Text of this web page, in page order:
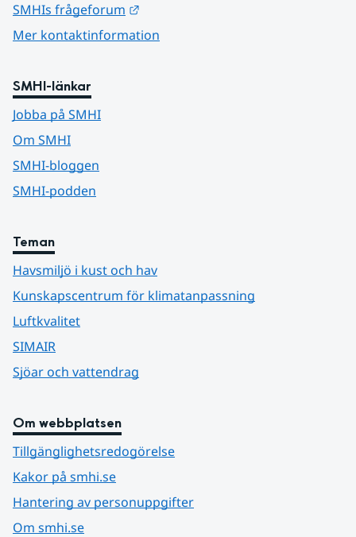
SMHIs frågeforum
Mer kontaktinformation
SMHI-länkar
Jobba på SMHI
Om SMHI
SMHI-bloggen
SMHI-podden
Teman
Havsmiljö i kust och hav
Kunskapscentrum för klimatanpassning
Luftkvalitet
SIMAIR
Sjöar och vattendrag
Om webbplatsen
Tillgänglighetsredogörelse
Kakor på smhi.se
Hantering av personuppgifter
Om smhi.se